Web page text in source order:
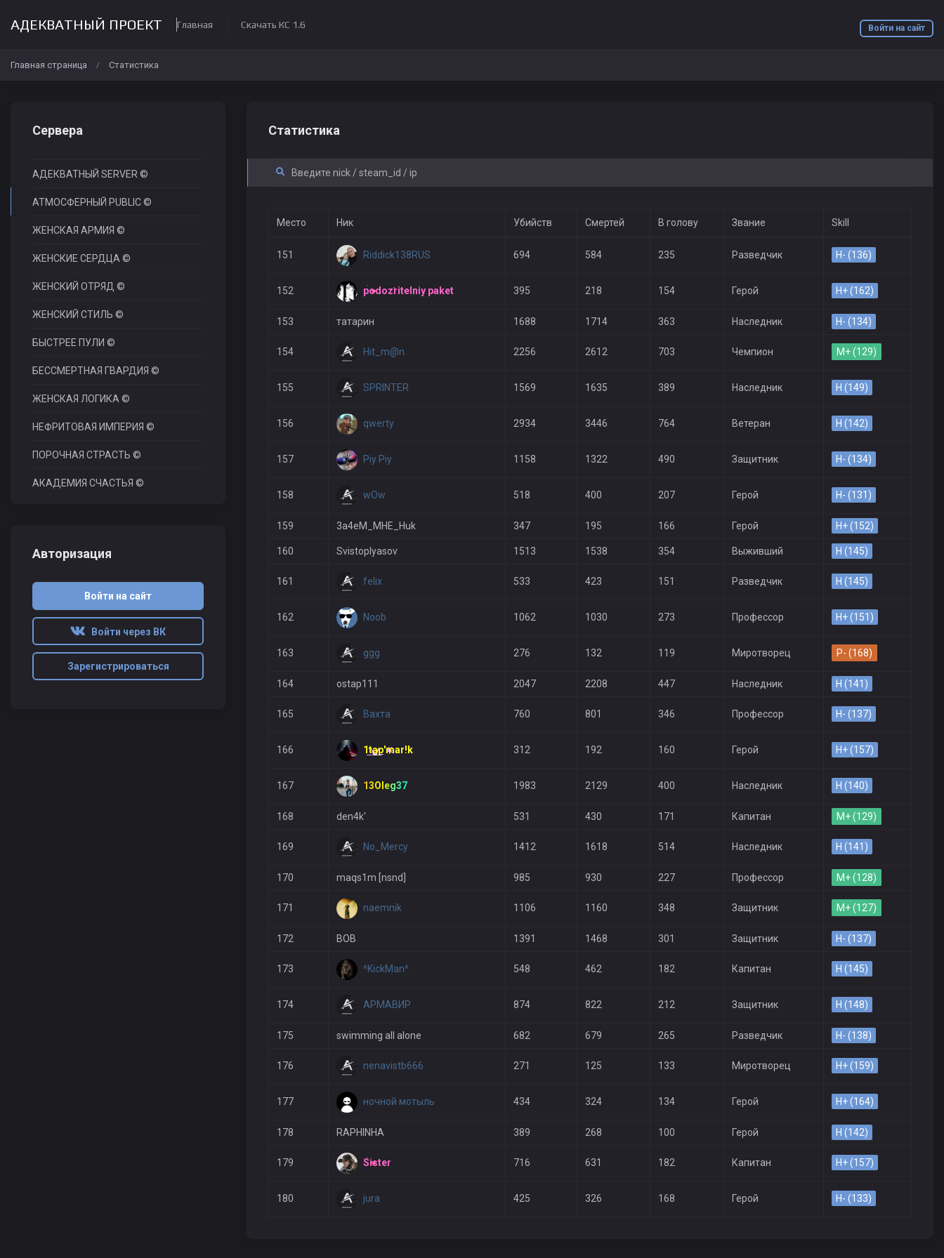
Войти на сайт
АДЕКВАТНЫЙ ПРОЕКТ Главная Скачать КС 1.6
Главная страница / Статистика
Статистика
Место Ник Убийств Смертей В голову Звание Skill
151 Riddick138RUS 694 584 235 Разведчик H- (136)
152 podozritelniy paket 395 218 154 Герой H+ (162)
153 татарин 1688 1714 363 Наследник H- (134)
154 Hit_m@n 2256 2612 703 Чемпион M+ (129)
155 SPRINTER 1569 1635 389 Наследник H (149)
156 qwerty 2934 3446 764 Ветеран H (142)
157 Piy Piy 1158 1322 490 Защитник H- (134)
158 wOw 518 400 207 Герой H- (131)
159 3a4eM_MHE_Huk 347 195 166 Герой H+ (152)
160 Svistoplyasov 1513 1538 354 Выживший H (145)
161 felix 533 423 151 Разведчик H (145)
162 Noob 1062 1030 273 Профессор H+ (151)
163 ggg 276 132 119 Миротворец P- (168)
164 ostap111 2047 2208 447 Наследник H (141)
165 Вахта 760 801 346 Профессор H- (137)
166 1tap'mar!k 312 192 160 Герой H+ (157)
167 13Oleg37 1983 2129 400 Наследник H (140)
168 den4k' 531 430 171 Капитан M+ (129)
169 No_Mercy 1412 1618 514 Наследник H (141)
170 maqs1m [nsnd] 985 930 227 Профессор M+ (128)
171 naemnik 1106 1160 348 Защитник M+ (127)
172 BOB 1391 1468 301 Защитник H- (137)
173 ^KickMan^ 548 462 182 Капитан H (145)
174 АРМАВИР 874 822 212 Защитник H (148)
175 swimming all alone 682 679 265 Разведчик H- (138)
176 nenavistb666 271 125 133 Миротворец H+ (159)
177 ночной мотыль 434 324 134 Герой H+ (164)
178 RAPHINHA 389 268 100 Герой H (142)
179 Sister 716 631 182 Капитан H+ (157)
180 jura 425 326 168 Герой H- (133)
Сервера
АДЕКВАТНЫЙ SERVER ©
АТМОСФЕРНЫЙ PUBLIC ©
ЖЕНСКАЯ АРМИЯ ©
ЖЕНСКИЕ СЕРДЦА ©
ЖЕНСКИЙ ОТРЯД ©
ЖЕНСКИЙ СТИЛЬ ©
БЫСТРЕЕ ПУЛИ ©
БЕССМЕРТНАЯ ГВАРДИЯ ©
ЖЕНСКАЯ ЛОГИКА ©
НЕФРИТОВАЯ ИМПЕРИЯ ©
ПОРОЧНАЯ СТРАСТЬ ©
АКАДЕМИЯ СЧАСТЬЯ ©
Авторизация
Войти на сайт
Войти через ВК
Зарегистрироваться